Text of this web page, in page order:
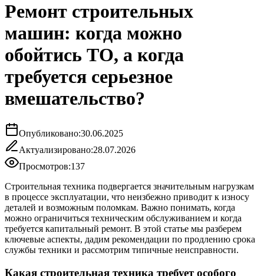
Ремонт строительных
машин: когда можно
обойтись ТО, а когда
требуется серьезное
вмешательство?
Опубликовано:30.06.2025
Актуализировано:28.07.2026
Просмотров:137
Строительная техника подвергается значительным нагрузкам
в процессе эксплуатации, что неизбежно приводит к износу
деталей и возможным поломкам. Важно понимать, когда
можно ограничиться техническим обслуживанием и когда
требуется капитальный ремонт. В этой статье мы разберем
ключевые аспекты, дадим рекомендации по продлению срока
службы техники и рассмотрим типичные неисправности.
Какая строительная техника требует особого